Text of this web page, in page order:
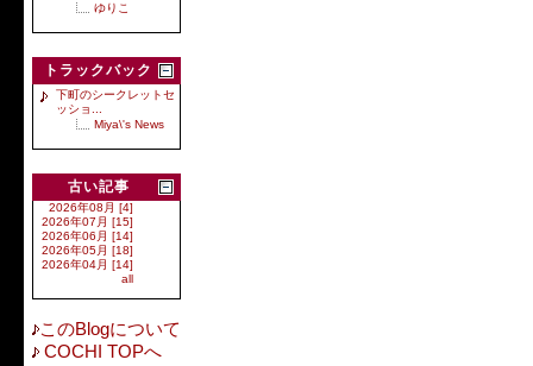
ゆりこ
トラックバック
下町のシークレットセ
ッショ...
Miya\'s News
古い記事
2026年08月 [4]
2026年07月 [15]
2026年06月 [14]
2026年05月 [18]
2026年04月 [14]
all
このBlogについて
COCHI TOPへ